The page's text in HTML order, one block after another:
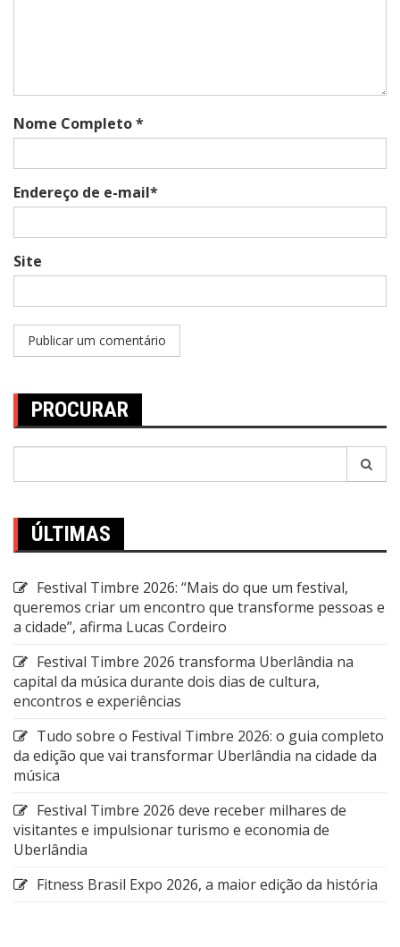
Nome Completo *
Endereço de e-mail*
Site
PROCURAR
ÚLTIMAS
Festival Timbre 2026: “Mais do que um festival,
queremos criar um encontro que transforme pessoas e
a cidade”, afirma Lucas Cordeiro
Festival Timbre 2026 transforma Uberlândia na
capital da música durante dois dias de cultura,
encontros e experiências
Tudo sobre o Festival Timbre 2026: o guia completo
da edição que vai transformar Uberlândia na cidade da
música
Festival Timbre 2026 deve receber milhares de
visitantes e impulsionar turismo e economia de
Uberlândia
Fitness Brasil Expo 2026, a maior edição da história